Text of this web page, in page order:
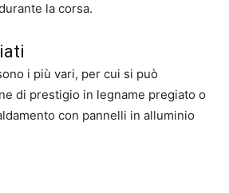
la corsa.
i più vari, per cui si può
di prestigio in legname pregiato o
con pannelli in alluminio